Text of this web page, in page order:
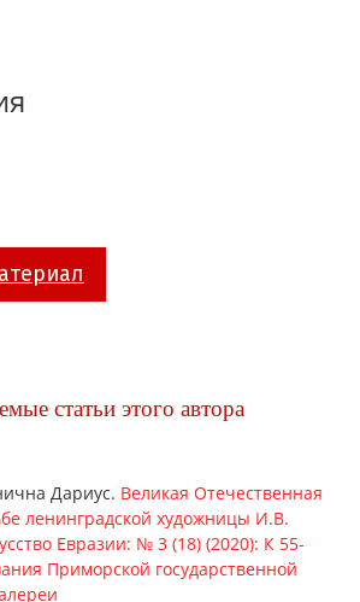
статьи этого автора
Дариус. Великая Отечественная
ленинградской художницы И.В.
Евразии: № 3 (18) (2020): К 55-
Приморской государственной